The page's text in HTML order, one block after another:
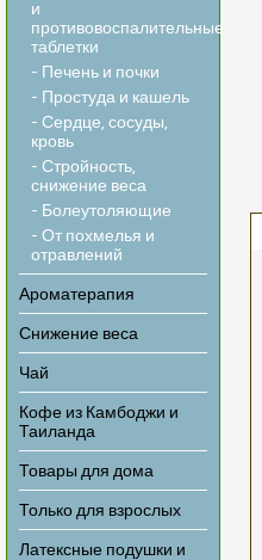
и
противовоспалительные
таблетки
- Печень и почки
- Простуда и кашель
- Сердце, сосуды,
кровь
- Стройность,
снижение веса
- Болеутоляющие
- От похмелья и
отравлений
Ароматерапия
Снижение веса
Чай
Кофе из Камбоджи и
Таиланда
Товары для дома
Только для взрослых
Латексные подушки и